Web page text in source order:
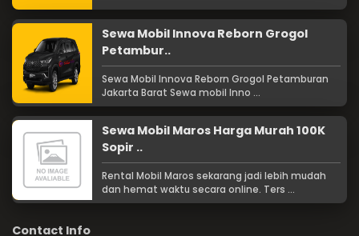
Sewa Mobil Innova Reborn Grogol
Petambur..
Sewa Mobil Innova Reborn Grogol Petamburan
Jakarta Barat Sewa mobil Inno ...
Sewa Mobil Maros Harga Murah 100K
Sopir ..
Rental Mobil Maros sekarang jadi lebih mudah
dan hemat waktu secara online. Ters ...
Contact Info